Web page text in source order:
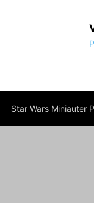
Star Wars Miniauter